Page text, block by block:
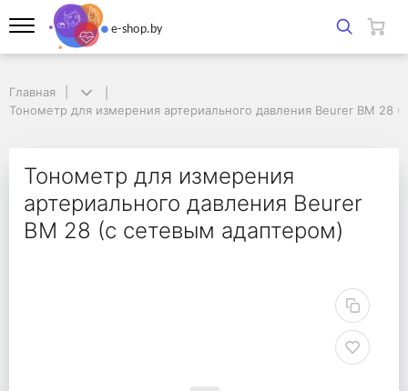
Тонометр для измерения артериального давления Beurer BM 28
Тонометр для
Главная
Тонометр для измерения артериального давления Beurer BM 28
Тонометр для измерения
артериального давления Beurer
BM 28 (с сетевым адаптером)